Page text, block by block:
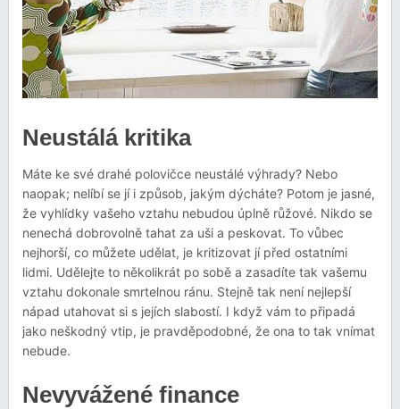
Neustálá kritika
Máte ke své drahé polovičce neustálé výhrady? Nebo
naopak; nelíbí se jí i způsob, jakým dýcháte? Potom je jasné,
že vyhlídky vašeho vztahu nebudou úplně růžové. Nikdo se
nenechá dobrovolně tahat za uši a peskovat. To vůbec
nejhorší, co můžete udělat, je kritizovat jí před ostatními
lidmi. Udělejte to několikrát po sobě a zasadíte tak vašemu
vztahu dokonale smrtelnou ránu. Stejně tak není nejlepší
nápad utahovat si s jejích slabostí. I když vám to připadá
jako neškodný vtip, je pravděpodobné, že ona to tak vnímat
nebude.
Nevyvážené finance